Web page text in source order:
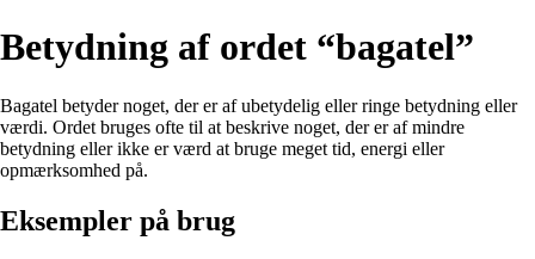
Betydning af ordet “bagatel”
Bagatel betyder noget, der er af ubetydelig eller ringe betydning eller
værdi. Ordet bruges ofte til at beskrive noget, der er af mindre
betydning eller ikke er værd at bruge meget tid, energi eller
opmærksomhed på.
Eksempler på brug